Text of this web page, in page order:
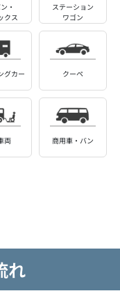
・
クス
ステーション
ワゴン
グカー クーペ
両 商用車・バン
れ